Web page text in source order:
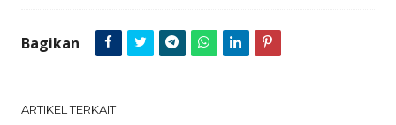
Bagikan
ARTIKEL TERKAIT